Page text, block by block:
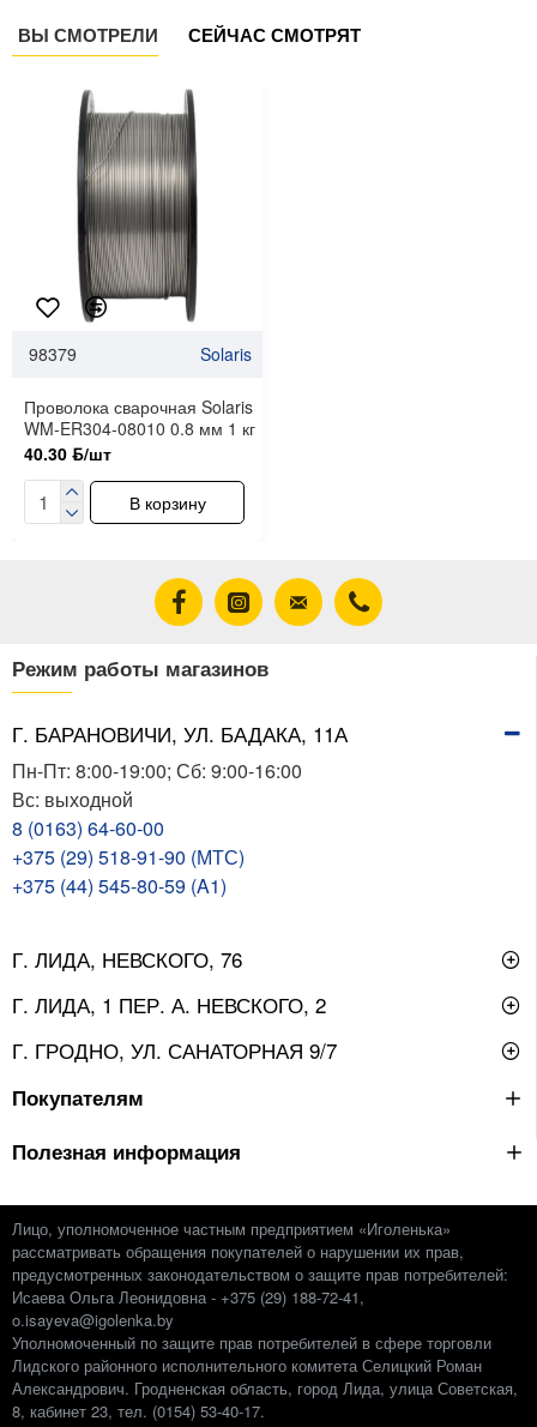
ВЫ СМОТРЕЛИ СЕЙЧАС СМОТРЯТ
98379 Solaris
Проволока сварочная Solaris
WM-ER304-08010 0.8 мм 1 кг
40.30 ƃ/шт
В корзину
Режим работы магазинов
Г. БАРАНОВИЧИ, УЛ. БАДАКА, 11А
Пн-Пт: 8:00-19:00; Сб: 9:00-16:00
Вс: выходной
8 (0163) 64-60-00
+375 (29) 518-91-90 (МТС)
+375 (44) 545-80-59 (A1)
Г. ЛИДА, НЕВСКОГО, 76
Г. ЛИДА, 1 ПЕР. А. НЕВСКОГО, 2
Г. ГРОДНО, УЛ. САНАТОРНАЯ 9/7
Покупателям
Полезная информация
Лицо, уполномоченное частным предприятием «Иголенька»
рассматривать обращения покупателей о нарушении их прав,
предусмотренных законодательством о защите прав потребителей:
Исаева Ольга Леонидовна - +375 (29) 188-72-41,
o.isayeva@igolenka.by
Уполномоченный по защите прав потребителей в сфере торговли
Лидского районного исполнительного комитета Селицкий Роман
Александрович. Гродненская область, город Лида, улица Советская,
8, кабинет 23, тел. (0154) 53-40-17.